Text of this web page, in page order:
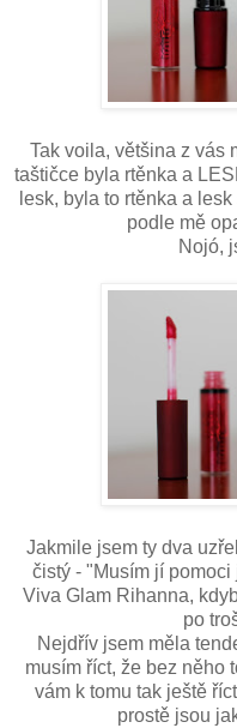
Tak voila, většina z vás
taštičce byla rtěnka a
lesk, byla to rtěnka a
podle mě
Nojó,
Jakmile jsem ty dva
čistý - "Musím jí
Viva Glam Rihanna,
po
Nejdřív jsem měla
musím říct, že bez něho
vám k tomu tak ještě
prostě jsou